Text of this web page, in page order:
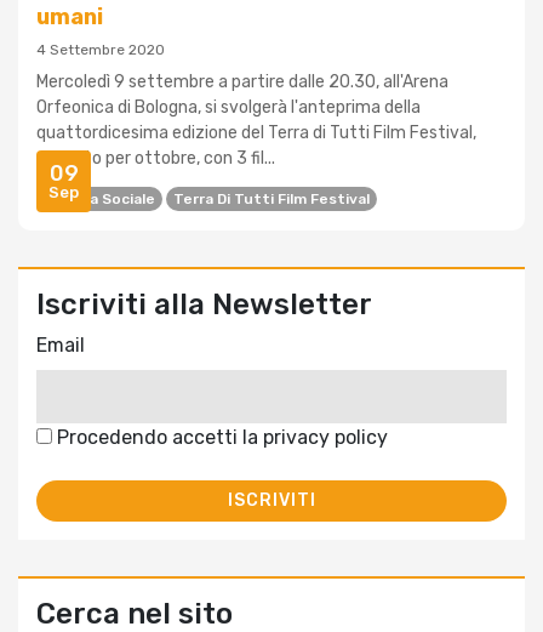
09
Sep
umani
4 Settembre 2020
Mercoledì 9 settembre a partire dalle 20.30, all'Arena
Orfeonica di Bologna, si svolgerà l'anteprima della
quattordicesima edizione del Terra di Tutti Film Festival,
previsto per ottobre, con 3 fil...
Cinema Sociale Terra Di Tutti Film Festival
Iscriviti alla Newsletter
Email
Procedendo accetti la privacy policy
Cerca nel sito